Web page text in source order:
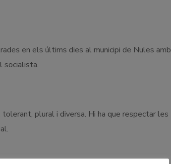
en els últims dies al municipi de Nules amb
socialista.
plural i diversa. Hi ha que respectar les